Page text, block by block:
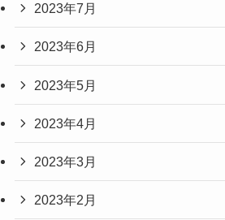
2023年7月
2023年6月
2023年5月
2023年4月
2023年3月
2023年2月